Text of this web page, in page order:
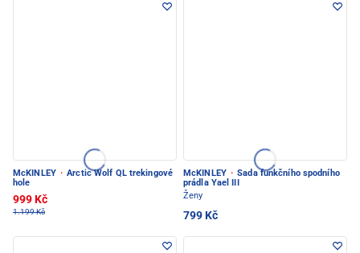
McKINLEY · Arctic Wolf QL trekingové
hole
999 Kč
1.199 Kč
McKINLEY · Sada funkčního spodního
prádla Yael III
Ženy
799 Kč